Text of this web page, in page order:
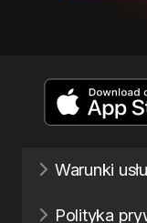
Warunki
Polityka